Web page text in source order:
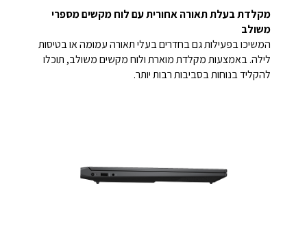
מקלדת בעלת תאורה אחורית עם לוח מקשים מספרי
משולב
המשיכו בפעילות גם בחדרים בעלי תאורה עמומה או בטיסות
לילה. באמצעות מקלדת מוארת ולוח מקשים משולב, תוכלו
להקליד בנוחות בסביבות רבות יותר.